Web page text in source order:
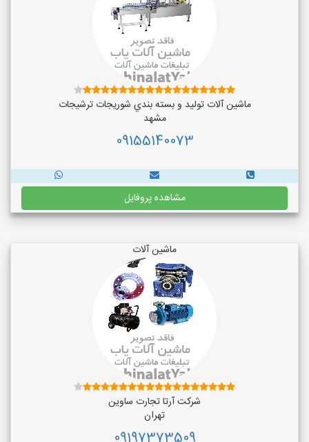
ماشین آلات توليد و بسته بندي شوريجات ترشيجات
مشهد
09155140073
مشاهده پروفایل
ماشین آلات
شرکت آرتا تجارت ساوین
تهران